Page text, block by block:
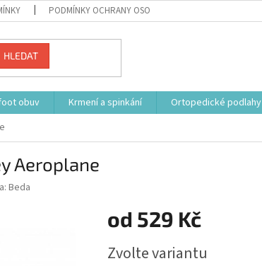
PODMÍNKY OCHRANY OSOBNÍCH ÚDAJŮ
HLEDAT
obuv Krmení a spinkání Ortopedické podlahy
Aeroplane
Beda
od 529 Kč
cena:
Zvolte variantu